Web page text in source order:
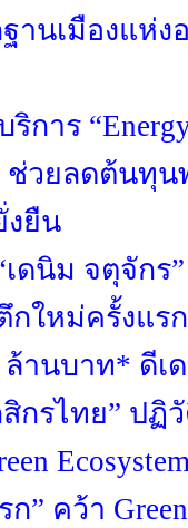
ฐานเมืองแห่
การ
วยลดต้นทุน
งยืน
ดนิม จตุจักร
กใหม่ครั้งแ
ล้านบาท* ดีเ
กรไทย” ปฏิ
” คว้า